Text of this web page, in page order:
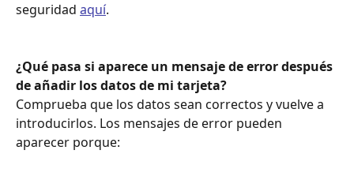
seguridad aquí.
¿Qué pasa si aparece un mensaje de error después
de añadir los datos de mi tarjeta?
Comprueba que los datos sean correctos y vuelve a
introducirlos. Los mensajes de error pueden
aparecer porque: